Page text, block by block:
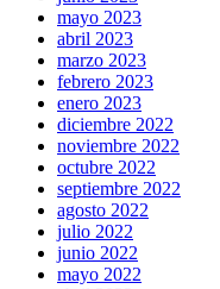
mayo 2023
abril 2023
marzo 2023
febrero 2023
enero 2023
diciembre 2022
noviembre 2022
octubre 2022
septiembre 2022
agosto 2022
julio 2022
junio 2022
mayo 2022